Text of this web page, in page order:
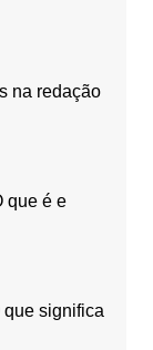
na redação
que é e
que significa